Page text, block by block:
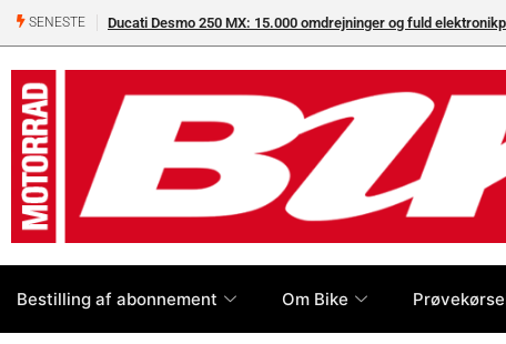
SENESTE Ducati Desmo 250 MX: 15.000 omdrejninger og fuld
Bestilling af abonnement Om Bike